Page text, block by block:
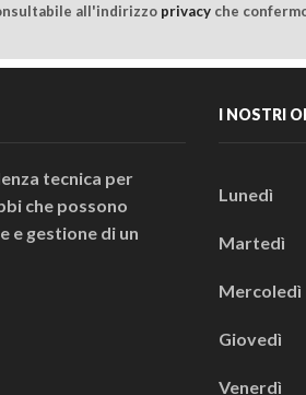
all'indirizzo privacy che
tecnica per
che possono
e gestione di un
I NOSTRI
Lunedì
Martedì
Mercoledì
Giovedì
Venerdì